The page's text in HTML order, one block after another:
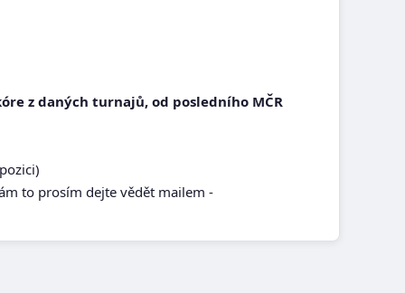
z daných turnajů, od posledního MČR
to prosím dejte vědět mailem -